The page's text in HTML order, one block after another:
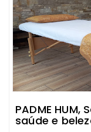
PADME
saúde e